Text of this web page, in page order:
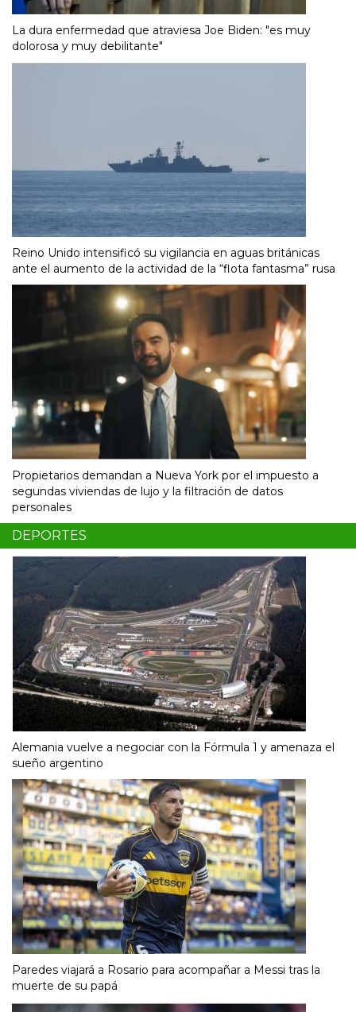
La dura enfermedad que atraviesa Joe Biden: "es muy
dolorosa y muy debilitante"
Reino Unido intensificó su vigilancia en aguas británicas
ante el aumento de la actividad de la “flota fantasma” rusa
Propietarios demandan a Nueva York por el impuesto a
segundas viviendas de lujo y la filtración de datos
personales
DEPORTES
Alemania vuelve a negociar con la Fórmula 1 y amenaza el
sueño argentino
Paredes viajará a Rosario para acompañar a Messi tras la
muerte de su papá